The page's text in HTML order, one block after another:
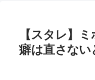
【スタレ】
癖は直さない